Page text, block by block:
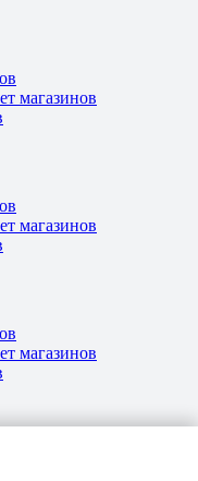
магазинов
магазинов
магазинов